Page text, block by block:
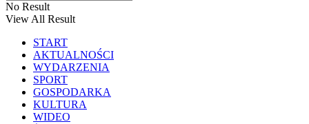
No Result
View All Result
START
AKTUALNOŚCI
WYDARZENIA
SPORT
GOSPODARKA
KULTURA
WIDEO